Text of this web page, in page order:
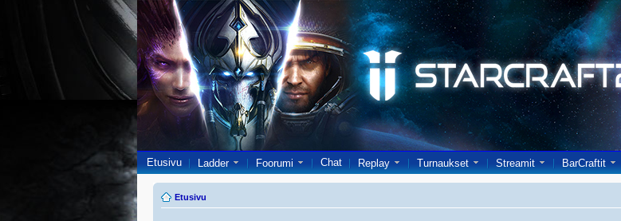
Etusivu Ladder Foorumi Chat Replay Turnaukset Streamit BarCraftit
Etusivu